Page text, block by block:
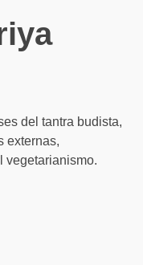
del tantra budista,
externas,
vegetarianismo.